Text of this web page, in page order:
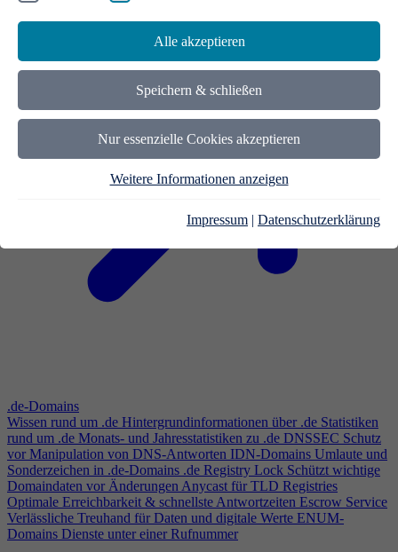
Alle akzeptieren
Speichern & schließen
Nur essenzielle Cookies akzeptieren
Weitere Informationen anzeigen
Impressum | Datenschutzerklärung
.de-Domains
Wissen rund um .de Hintergrundinformationen über .de Statistiken
rund um .de Monats- und Jahresstatistiken zu .de DNSSEC Schutz
vor Manipulation von DNS-Antworten IDN-Domains Umlaute und
Sonderzeichen in .de-Domains .de Registry Lock Schützt wichtige
Domaindaten vor ÄnderungenAnycast für TLD Registries
Optimale Erreichbarkeit & schnellste Antwortzeiten Escrow Service
Verlässliche Treuhand für Daten und digitale Werte ENUM-
Domains Dienste unter einer Rufnummer